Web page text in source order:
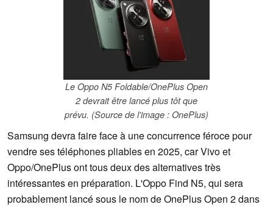
Le Oppo N5 Foldable/OnePlus Open
2 devrait être lancé plus tôt que
prévu. (Source de l'image : OnePlus)
Samsung devra faire face à une concurrence féroce pour
vendre ses téléphones pliables en 2025, car Vivo et
Oppo/OnePlus ont tous deux des alternatives très
intéressantes en préparation. L'Oppo Find N5, qui sera
probablement lancé sous le nom de OnePlus Open 2 dans